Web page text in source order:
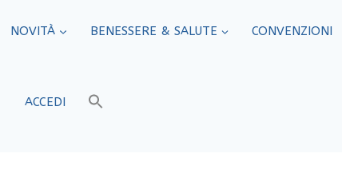
NOVITÀ BENESSERE & SALUTE CONVENZIONI
ACCEDI